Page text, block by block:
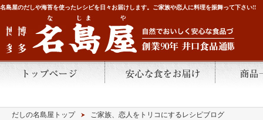
名島屋のだしや海苔を使ったレシピを日々お届けします。ご家族や恋人に料理を振舞って下さい!!
だしの名島屋トップ ご家族、恋人をトリコにするレシピブログ